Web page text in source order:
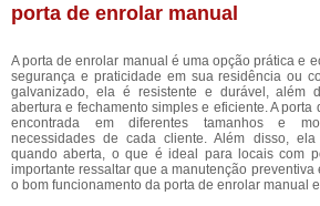
porta de enrolar manual
A porta de enrolar manual é uma opção prática e
segurança e praticidade em sua residência ou
galvanizado, ela é resistente e durável, além
abertura e fechamento simples e eficiente. A
encontrada em diferentes tamanhos e
necessidades de cada cliente. Além disso,
quando aberta, o que é ideal para locais com
importante ressaltar que a manutenção
o bom funcionamento da porta de enrolar manual